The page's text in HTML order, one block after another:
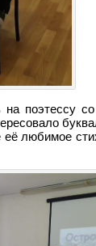
поэтессу
любимое